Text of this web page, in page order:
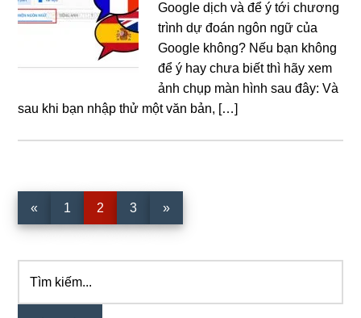
Google dịch và để ý tới chương
trình dự đoán ngôn ngữ của
Google không? Nếu bạn không
để ý hay chưa biết thì hãy xem
ảnh chụp màn hình sau đây: Và
sau khi bạn nhập thử một văn bản, […]
« Trang
1 Trang
2 Trang
3 »
Sidebar
chính
kiếm...